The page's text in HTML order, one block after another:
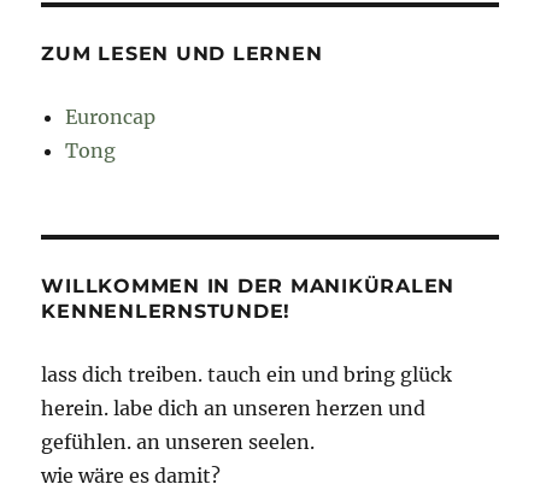
ZUM LESEN UND LERNEN
Euroncap
Tong
WILLKOMMEN IN DER MANIKÜRALEN
KENNENLERNSTUNDE!
lass dich treiben. tauch ein und bring glück
herein. labe dich an unseren herzen und
gefühlen. an unseren seelen.
wie wäre es damit?